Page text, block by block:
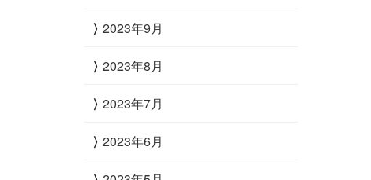
2023年9月
2023年8月
2023年7月
2023年6月